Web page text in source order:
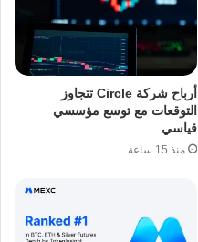
أرباح شركة Circle تتجاوز
التوقعات مع توسع مؤسسي
قياسي
منذ 15 ساعة